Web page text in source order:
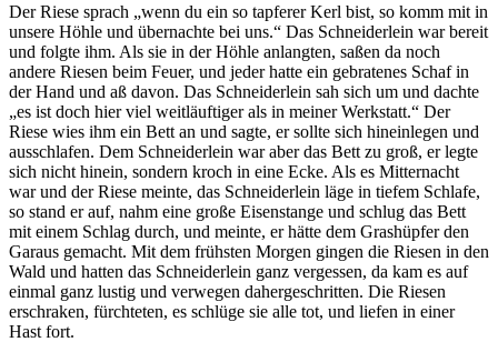
Der Riese sprach „wenn du ein so tapferer Kerl bist, so komm mit in
unsere Höhle und übernachte bei uns.“ Das Schneiderlein war bereit
und folgte ihm. Als sie in der Höhle anlangten, saßen da noch
andere Riesen beim Feuer, und jeder hatte ein gebratenes Schaf in
der Hand und aß davon. Das Schneiderlein sah sich um und dachte
„es ist doch hier viel weitläuftiger als in meiner Werkstatt.“ Der
Riese wies ihm ein Bett an und sagte, er sollte sich hineinlegen und
ausschlafen. Dem Schneiderlein war aber das Bett zu groß, er legte
sich nicht hinein, sondern kroch in eine Ecke. Als es Mitternacht
war und der Riese meinte, das Schneiderlein läge in tiefem Schlafe,
so stand er auf, nahm eine große Eisenstange und schlug das Bett
mit einem Schlag durch, und meinte, er hätte dem Grashüpfer den
Garaus gemacht. Mit dem frühsten Morgen gingen die Riesen in den
Wald und hatten das Schneiderlein ganz vergessen, da kam es auf
einmal ganz lustig und verwegen dahergeschritten. Die Riesen
erschraken, fürchteten, es schlüge sie alle tot, und liefen in einer
Hast fort.